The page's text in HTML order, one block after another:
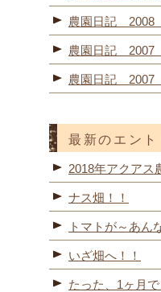
農園日記 2008
農園日記 2007
農園日記 2007
最新のエント
2018年アクアス
ナス畑！！
トマトが～あん
いざ畑へ！！
たった、1ヶ月